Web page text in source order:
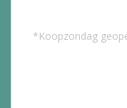
*Koopzondag